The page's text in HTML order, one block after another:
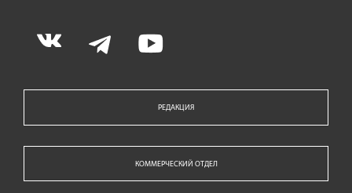
РЕДАКЦИЯ
КОММЕРЧЕСКИЙ ОТДЕЛ